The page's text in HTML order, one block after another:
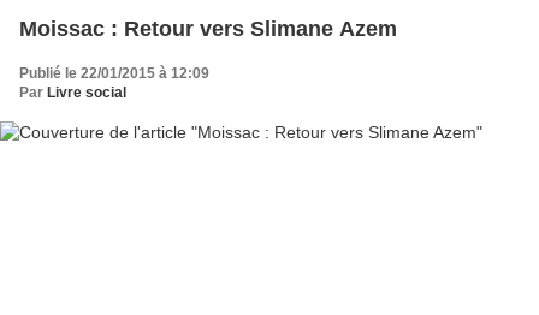
Moissac : Retour vers Slimane Azem
Publié le 22/01/2015 à 12:09
Par Livre social